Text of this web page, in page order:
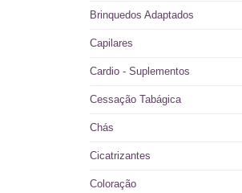
Brinquedos Adaptados
Capilares
Cardio - Suplementos
Cessação Tabágica
Chás
Cicatrizantes
Coloração